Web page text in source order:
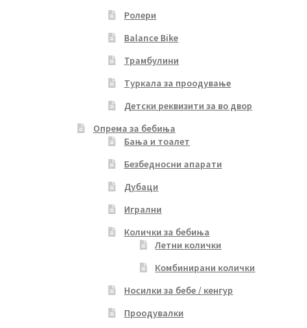
Ролери
Balance Bike
Трамбулини
Туркала за проодување
Детски реквизити за во двор
Опрема за бебиња
Бања и тоалет
Безбедносни апарати
Дубаци
Игрални
Колички за бебиња
Летни колички
Комбинирани колички
Носилки за бебе / кенгур
Проодувалки